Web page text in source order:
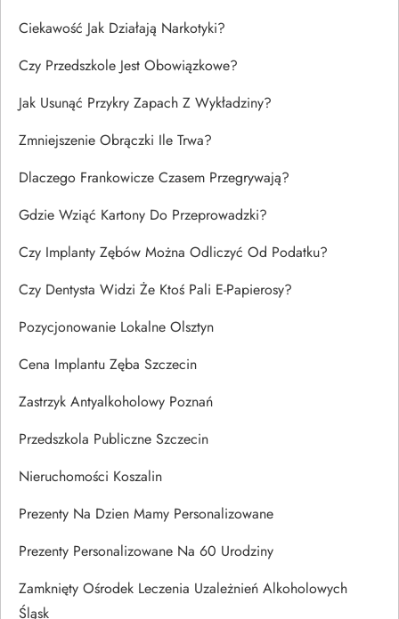
Ciekawość Jak Działają Narkotyki?
Czy Przedszkole Jest Obowiązkowe?
Jak Usunąć Przykry Zapach Z Wykładziny?
Zmniejszenie Obrączki Ile Trwa?
Dlaczego Frankowicze Czasem Przegrywają?
Gdzie Wziąć Kartony Do Przeprowadzki?
Czy Implanty Zębów Można Odliczyć Od Podatku?
Czy Dentysta Widzi Że Ktoś Pali E-Papierosy?
Pozycjonowanie Lokalne Olsztyn
Cena Implantu Zęba Szczecin
Zastrzyk Antyalkoholowy Poznań
Przedszkola Publiczne Szczecin
Nieruchomości Koszalin
Prezenty Na Dzien Mamy Personalizowane
Prezenty Personalizowane Na 60 Urodziny
Zamknięty Ośrodek Leczenia Uzależnień Alkoholowych
Śląsk